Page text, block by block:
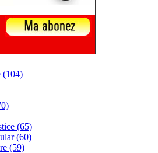
(170)
(167)
(104)
(65)
(60)
(59)